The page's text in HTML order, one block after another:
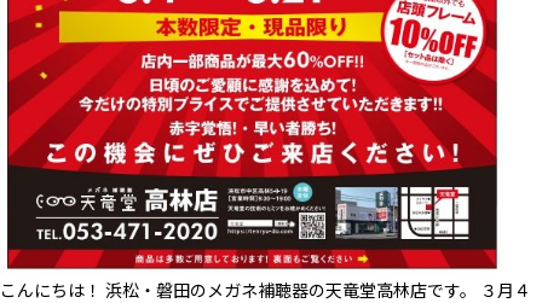
こんにちは！ 浜松・磐田のメガネ補聴器の天竜堂高林店です。 ３月４